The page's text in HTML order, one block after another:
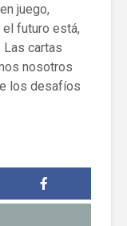
juego,
futuro está,
Las cartas
nosotros
los desafíos